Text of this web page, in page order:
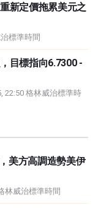
新定價拖累美元之
標準時間
目標指向6.7300 -
22:50 格林威治標準時
美方高調造勢美伊
林威治標準時間